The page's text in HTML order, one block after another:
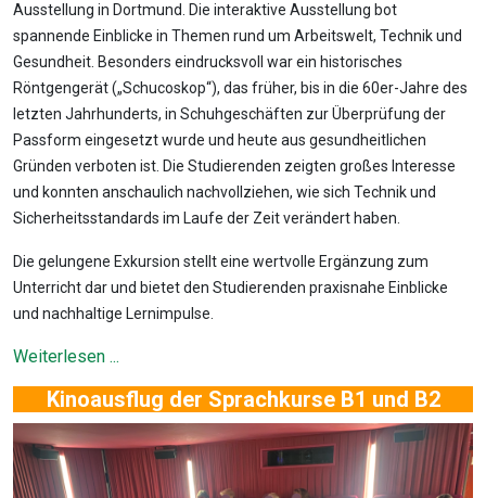
Ausstellung in Dortmund. Die interaktive Ausstellung bot
spannende Einblicke in Themen rund um Arbeitswelt, Technik und
Gesundheit. Besonders eindrucksvoll war ein historisches
Röntgengerät („Schucoskop“), das früher, bis in die 60er-Jahre des
letzten Jahrhunderts, in Schuhgeschäften zur Überprüfung der
Passform eingesetzt wurde und heute aus gesundheitlichen
Gründen verboten ist. Die Studierenden zeigten großes Interesse
und konnten anschaulich nachvollziehen, wie sich Technik und
Sicherheitsstandards im Laufe der Zeit verändert haben.
Die gelungene Exkursion stellt eine wertvolle Ergänzung zum
Unterricht dar und bietet den Studierenden praxisnahe Einblicke
und nachhaltige Lernimpulse.
Weiterlesen ...
Kinoausflug der Sprachkurse B1 und B2